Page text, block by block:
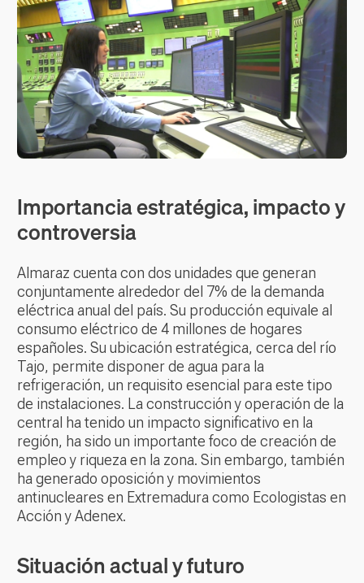
Importancia estratégica, impacto y
controversia
Almaraz cuenta con dos unidades que generan
conjuntamente alrededor del 7% de la demanda
eléctrica anual del país. Su producción equivale al
consumo eléctrico de 4 millones de hogares
españoles. Su ubicación estratégica, cerca del río
Tajo, permite disponer de agua para la
refrigeración, un requisito esencial para este tipo
de instalaciones. La construcción y operación de la
central ha tenido un impacto significativo en la
región, ha sido un importante foco de creación de
empleo y riqueza en la zona. Sin embargo, también
ha generado oposición y movimientos
antinucleares en Extremadura como Ecologistas en
Acción y Adenex.
Situación actual y futuro